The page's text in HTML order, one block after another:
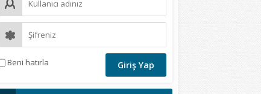
Beni hatırla